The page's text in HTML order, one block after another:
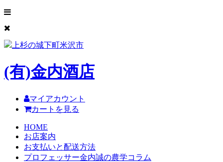
上杉の城下町米沢市
(有)金内酒店
マイアカウント
カートを見る
HOME
お店案内
お支払いと配送方法
プロフェッサー金内誠の農学コラム